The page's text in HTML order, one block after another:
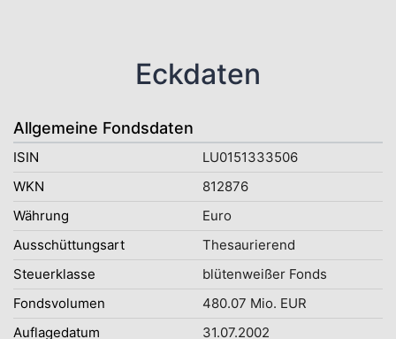
Eckdaten
Allgemeine Fondsdaten
ISIN
LU0151333506
WKN
812876
Währung
Euro
Ausschüttungsart
Thesaurierend
Steuerklasse
blütenweißer Fonds
Fondsvolumen
480.07 Mio. EUR
Auflagedatum
31.07.2002